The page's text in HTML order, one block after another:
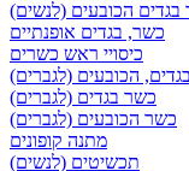
בגדים הכובעים (לנשים)
כשר, בגדים אופנתיים
כיסויי ראש כשרים
הכובעים (לגברים)
כשר בגדים (לגברים)
כשר הכובעים (לגברים)
מתנה קופונים
תכשיטים (לנשים)